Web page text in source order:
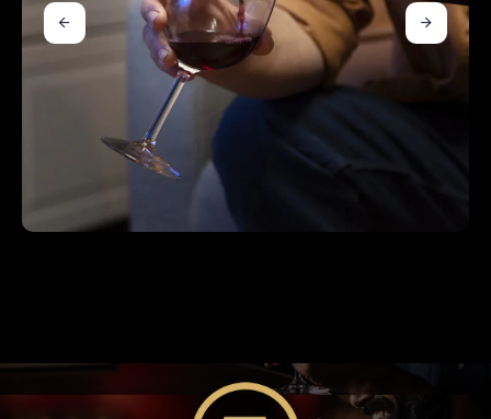
A Importância da Temperatura